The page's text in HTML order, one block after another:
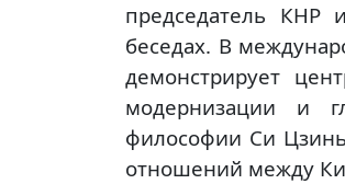
председатель КНР
беседах. В
демонстрирует
модернизации и
философии Си
отношений между